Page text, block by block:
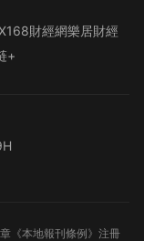
財經網樂居財經
+
《本地報刊條例》注冊